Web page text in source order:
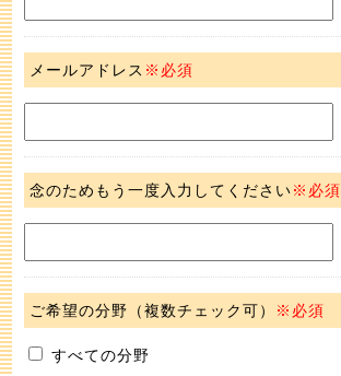
メールアドレス ※必須
念のためもう一度入力してください※必須
ご希望の分野（複数チェック可） ※必須
すべての分野